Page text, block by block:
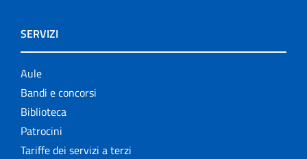
SERVIZI
Aule
Bandi e concorsi
Biblioteca
Patrocini
Tariffe dei servizi a terzi